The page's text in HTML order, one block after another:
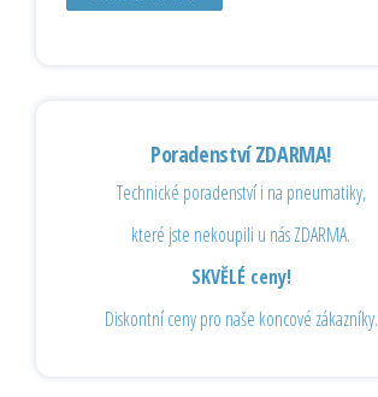
Poradenství ZDARMA!
Technické poradenství i na pneumatiky,
které jste nekoupili u nás ZDARMA.
SKVĚLÉ ceny!
Diskontní ceny pro naše koncové zákazníky.